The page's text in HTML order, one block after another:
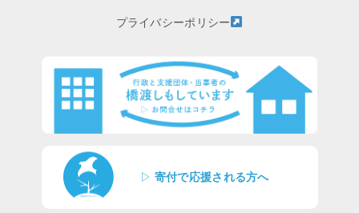
プライバシーポリシー
▷ 寄付で応援される方へ